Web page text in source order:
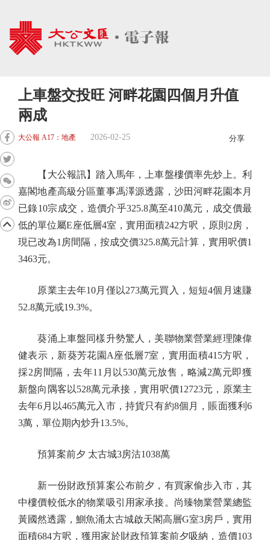
上車盤交投旺 河畔花園四個月升值
兩成
大公報 A17：地產 2026-02-25 分享
【大公報訊】踏入馬年，上車盤樓價率先炒上。利
嘉閣地產高級分區董事馮澤源透露，沙田河畔花園本月
已錄10宗成交，造價介乎325.8萬至410萬元，成交價最
低的單位屬E座低層4室，實用面積242方呎，原則2房，
現已改為1房間隔，按成交價325.8萬元計算，實用呎價1
3463元。
原業主去年10月僅以273萬元買入，短短4個月速賺
52.8萬元或19.3%。
葵涌上車盤同樣升勢驚人，美聯物業營業經理陳偉
健表示，新葵芳花園A座低層7室，實用面積415方呎，
採2房間隔，去年11月以530萬元放售，略減2萬元即獲
新盤向隅客以528萬元承接，實用呎價12723元，原業主
去年6月以465萬元入市，持貨只有約8個月，賬面獲利6
3萬，單位期內炒升13.5%。
預算案前夕 太古城3房沽1038萬
新一份財政預算案公布前夕，有買家偷步入市，其
中樓價較低水的物業吸引用家承接。尚臻物業營業總監
黃國然透露，鰂魚涌太古城啟天閣高層G室3房戶，實用
面積684方呎，獲用家於財政預算案前夕吸納，造價103